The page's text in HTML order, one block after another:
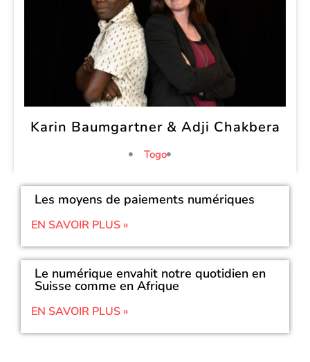
Karin Baumgartner & Adji Chakbera
Togo
Les moyens de paiements numériques
EN SAVOIR PLUS »
Le numérique envahit notre quotidien en
Suisse comme en Afrique
EN SAVOIR PLUS »